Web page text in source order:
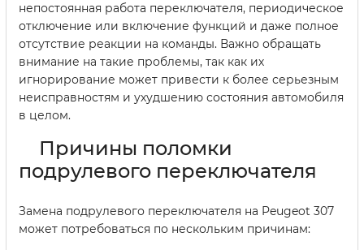
непостоянная работа переключателя, периодическое
отключение или включение функций и даже полное
отсутствие реакции на команды. Важно обращать
внимание на такие проблемы, так как их
игнорирование может привести к более серьезным
неисправностям и ухудшению состояния автомобиля
в целом.
Причины поломки
подрулевого переключателя
Замена подрулевого переключателя на Peugeot 307
может потребоваться по нескольким причинам: